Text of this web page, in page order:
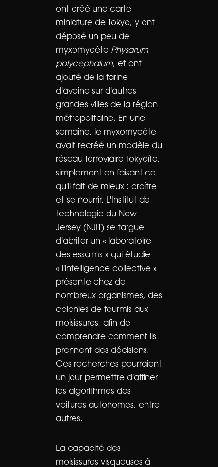
ont créé une carte
miniature de Tokyo, y ont
déposé un peu de
myxomycète Physarum
polycephalum, et ont
ajouté de la farine
d'avoine sur d'autres
grandes villes de la région
métropolitaine. En une
semaine, le myxomycète
avait recréé un modèle du
réseau ferroviaire tokyoïte,
simplement en faisant ce
qu'il fait de mieux : croître
et se nourrir. L'Institut de
technologie du New
Jersey (NJIT) se targue
d'abriter un « laboratoire
des essaims » qui étudie
« l'intelligence collective »
présente chez de
nombreux organismes, des
colonies de fourmis aux
moisissures, afin de
comprendre comment ils
prennent des décisions.
Ces recherches pourraient
un jour permettre d'affiner
les algorithmes des
voitures autonomes, entre
autres.
La capacité des
moisissures visqueuses à